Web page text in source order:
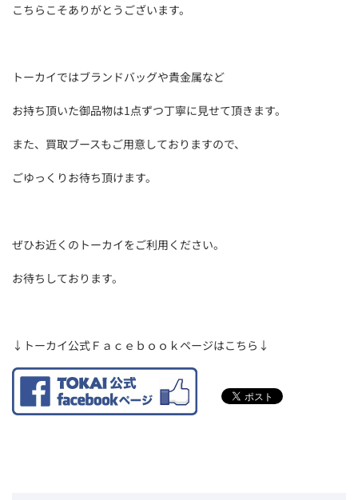
こちらこそありがとうございます。
トーカイではブランドバッグや貴金属など
お持ち頂いた御品物は1点ずつ丁寧に見せて頂きます。
また、買取ブースもご用意しておりますので、
ごゆっくりお待ち頂けます。
ぜひお近くのトーカイをご利用ください。
お待ちしております。
↓トーカイ公式Ｆａｃｅｂｏｏｋページはこちら↓